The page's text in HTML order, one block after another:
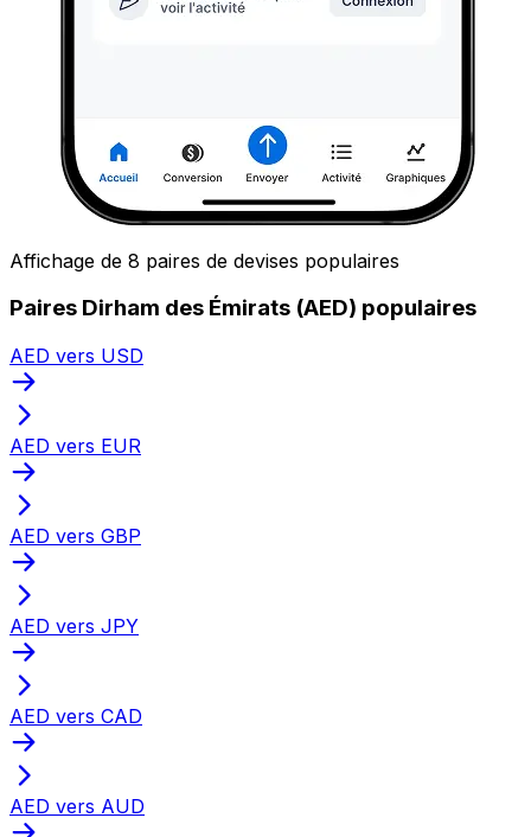
Affichage de 8 paires de devises populaires
Paires Dirham des Émirats (AED) populaires
AED vers USD
AED vers EUR
AED vers GBP
AED vers JPY
AED vers CAD
AED vers AUD